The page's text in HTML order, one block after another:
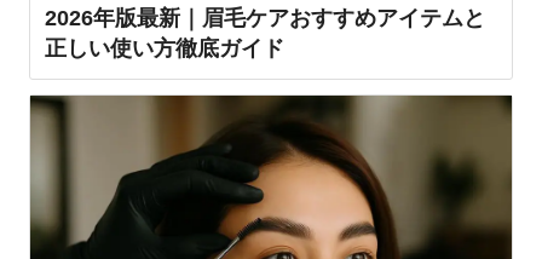
2026年版最新｜眉毛ケアおすすめアイテムと
正しい使い方徹底ガイド